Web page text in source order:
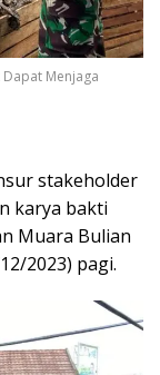
Menjaga
stakeholder
karya bakti
Muara Bulian
2023) pagi.